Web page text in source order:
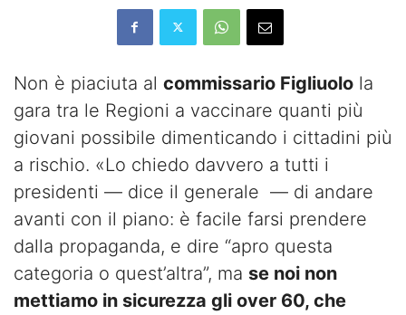
Non è piaciuta al commissario Figliuolo la
gara tra le Regioni a vaccinare quanti più
giovani possibile dimenticando i cittadini più
a rischio. «Lo chiedo davvero a tutti i
presidenti — dice il generale — di andare
avanti con il piano: è facile farsi prendere
dalla propaganda, e dire “apro questa
categoria o quest’altra”, ma se noi non
mettiamo in sicurezza gli over 60, che